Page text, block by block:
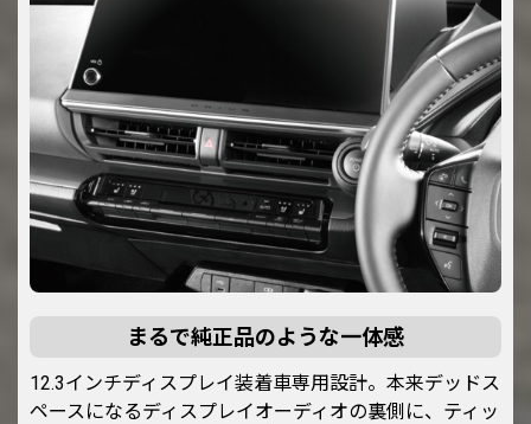
まるで純正品のような一体感
12.3インチディスプレイ装着車専用設計。本来デッドス
ペースになるディスプレイオーディオの裏側に、ティッ